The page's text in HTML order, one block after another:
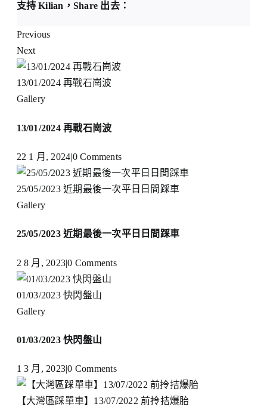
支持 Kilian，Share 出去：
Previous
Next
13/01/2024 再戰石崗波
Gallery
13/01/2024 再戰石崗波
22 1 月, 2024|0 Comments
25/05/2023 近期最後一次平日日間踩車
Gallery
25/05/2023 近期最後一次平日日間踩車
2 8 月, 2023|0 Comments
01/03/2023 快閃盤山
Gallery
01/03/2023 快閃盤山
1 3 月, 2023|0 Comments
【大灣區踩單車】13/07/2022 前拎拮爆胎